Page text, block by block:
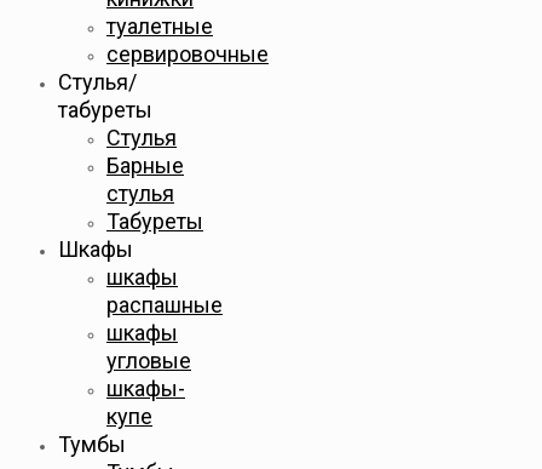
туалетные
сервировочные
Стулья/
табуреты
Стулья
Барные
стулья
Табуреты
Шкафы
шкафы
распашные
шкафы
угловые
шкафы-
купе
Тумбы